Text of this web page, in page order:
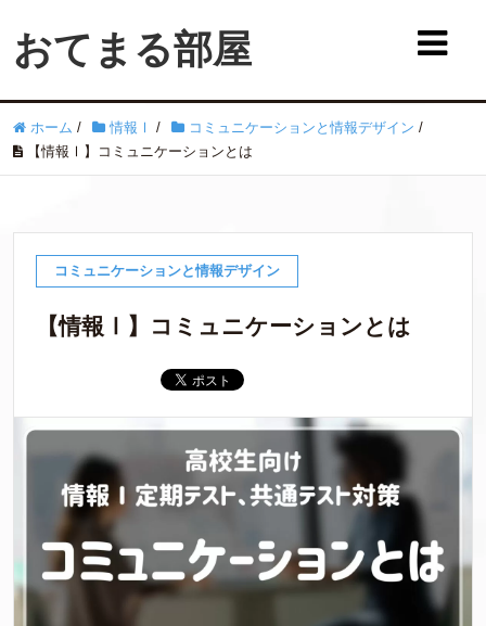
おてまる部屋
ホーム / 情報Ⅰ / コミュニケーションと情報デザイン /
【情報Ⅰ】コミュニケーションとは
コミュニケーションと情報デザイン
【情報Ⅰ】コミュニケーションとは